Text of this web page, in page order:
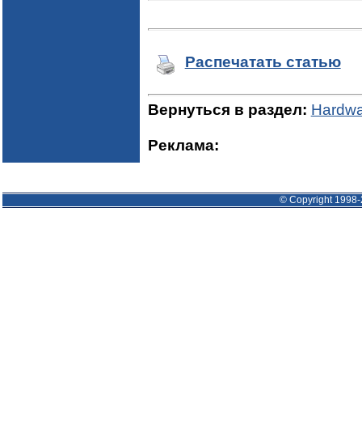
Распечатать статью
Вернуться в раздел:
Реклама:
© Copyright 1998-